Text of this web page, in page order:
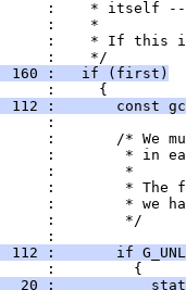
:    * itself
:    *
:    * If this
:    */
160 :   if (first)
:     {
112 :       const
:
:       /* We
:        * in
:        *
:        * The
:        * we
:        */
:
112 :       if
:         {
20 :